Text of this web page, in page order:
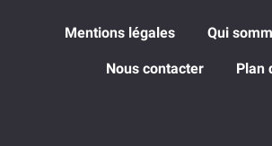
Mentions légales Qui
Nous contacter Plan